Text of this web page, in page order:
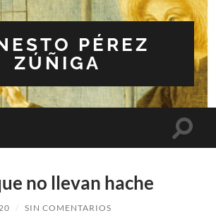
PÉREZ
ZÚÑIGA
no llevan hache
/ SIN COMENTARIOS